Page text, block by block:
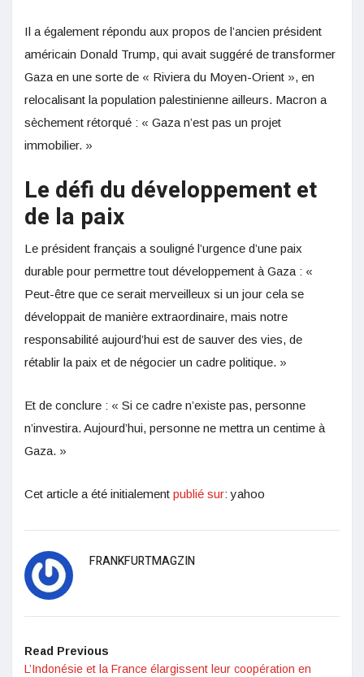
Il a également répondu aux propos de l’ancien président
américain Donald Trump, qui avait suggéré de transformer
Gaza en une sorte de « Riviera du Moyen-Orient », en
relocalisant la population palestinienne ailleurs. Macron a
sèchement rétorqué : « Gaza n’est pas un projet
immobilier. »
Le défi du développement et
de la paix
Le président français a souligné l’urgence d’une paix
durable pour permettre tout développement à Gaza : «
Peut-être que ce serait merveilleux si un jour cela se
développait de manière extraordinaire, mais notre
responsabilité aujourd’hui est de sauver des vies, de
rétablir la paix et de négocier un cadre politique. »
Et de conclure : « Si ce cadre n’existe pas, personne
n’investira. Aujourd’hui, personne ne mettra un centime à
Gaza. »
Cet article a été initialement publié sur: yahoo
FRANKFURTMAGZIN
Read Previous
L’Indonésie et la France élargissent leur coopération en